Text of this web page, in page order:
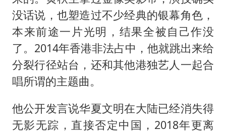
没话说，也塑造过不少经典的银幕角色，
本来前途一片光明，结果全被自己作没
了。2014年香港非法占中，他就跳出来给
分裂行径站台，还和其他港独艺人一起合
唱所谓的主题曲。
他公开发言说华夏文明在大陆已经消失得
无影无踪，直接否定中国，2018年更离